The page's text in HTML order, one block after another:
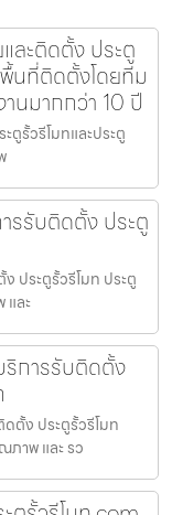
และติดตั้ง ประตู
นที่ติดตั้งโดยทีม
นมากกว่า 10 ปี
ตูรั้วรีโมทและประตู
รรับติดตั้ง ประตู
ประตูรั้วรีโมท ประตู
และ
ริการรับติดตั้ง
ตั้ง ประตูรั้วรีโมท
าพ และ รว